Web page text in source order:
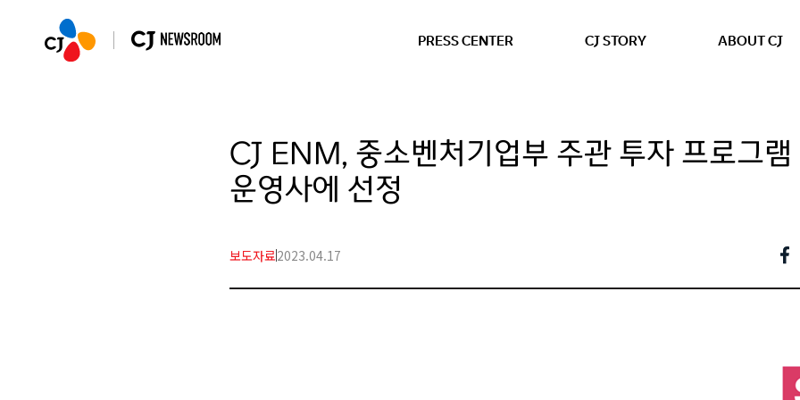
PRESS CENTER CJ STORY ABOUT CJ
CJ ENM, 중소벤처기업부 주관 투자 프로그램
운영사에 선정
보도자료2023.04.17